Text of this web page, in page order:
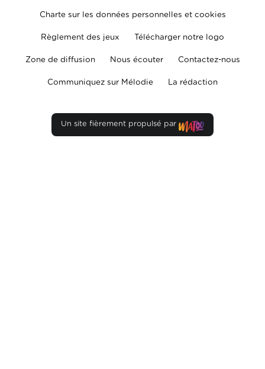
Charte sur les données personnelles et cookies
Règlement des jeux Télécharger notre logo
Zone de diffusion Nous écouter Contactez-nous
Communiquez sur Mélodie La rédaction
Un site fièrement propulsé par